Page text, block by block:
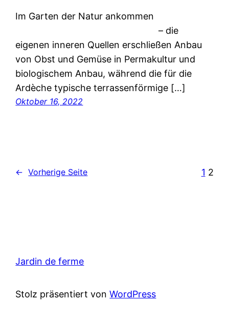
Im Garten der Natur ankommen
– die
eigenen inneren Quellen erschließen Anbau
von Obst und Gemüse in Permakultur und
biologischem Anbau, während die für die
Ardèche typische terrassenförmige […]
Oktober 16, 2022
← Vorherige Seite 1 2
Jardin de ferme
Stolz präsentiert vonWordPress